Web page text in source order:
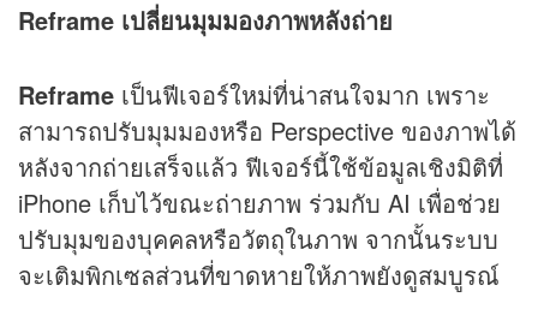
Reframe เปลี่ยนมุมมองภาพหลังถ่าย
Reframe เป็นฟีเจอร์ใหม่ที่น่าสนใจมาก เพราะ
สามารถปรับมุมมองหรือ Perspective ของภาพได้
หลังจากถ่ายเสร็จแล้ว ฟีเจอร์นี้ใช้ข้อมูลเชิงมิติที่
iPhone เก็บไว้ขณะถ่ายภาพ ร่วมกับ AI เพื่อช่วย
ปรับมุมของบุคคลหรือวัตถุในภาพ จากนั้นระบบ
จะเติมพิกเซลส่วนที่ขาดหายให้ภาพยังดูสมบูรณ์